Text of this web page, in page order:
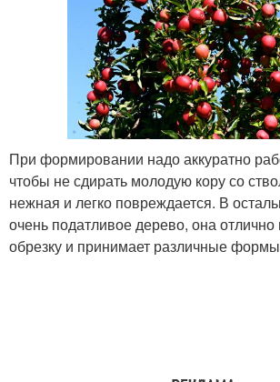
При формировании надо аккуратно
чтобы не сдирать молодую кору со
нежная и легко повреждается. В
очень податливое дерево, она отлично
обрезку и принимает различные